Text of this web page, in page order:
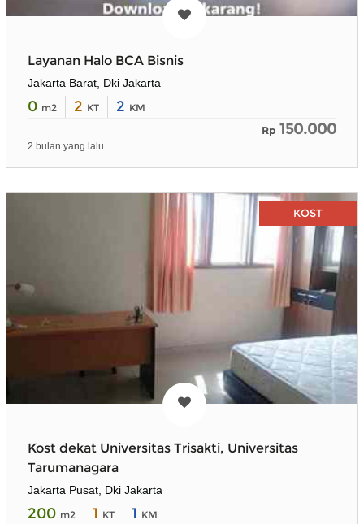
Layanan Halo BCA Bisnis
Jakarta Barat, Dki Jakarta
0 m2 2 KT 2 KM
Rp 150.000
2 bulan yang lalu
KOST
Kost dekat Universitas Trisakti, Universitas
Tarumanagara
Jakarta Pusat, Dki Jakarta
200 m2 1 KT 1 KM